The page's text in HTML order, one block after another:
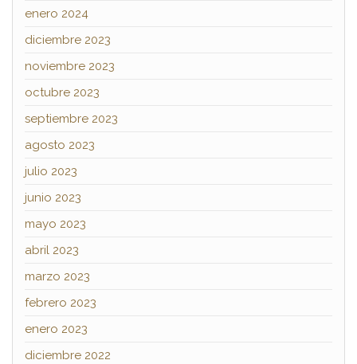
enero 2024
diciembre 2023
noviembre 2023
octubre 2023
septiembre 2023
agosto 2023
julio 2023
junio 2023
mayo 2023
abril 2023
marzo 2023
febrero 2023
enero 2023
diciembre 2022